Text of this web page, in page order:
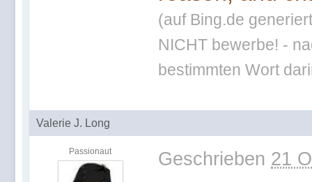
(auf Bing.de
NICHT bewerbe! -
bestimmten Wort
Valerie J. Long
Passionaut Geschrieben 21